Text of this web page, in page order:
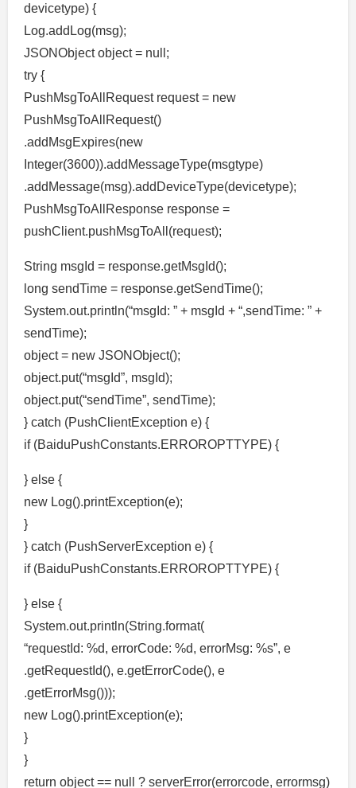
devicetype) {
Log.addLog(msg);
JSONObject object = null;
try {
PushMsgToAllRequest request = new
PushMsgToAllRequest()
.addMsgExpires(new
Integer(3600)).addMessageType(msgtype)
.addMessage(msg).addDeviceType(devicetype);
PushMsgToAllResponse response =
pushClient.pushMsgToAll(request);
String msgId = response.getMsgId();
long sendTime = response.getSendTime();
System.out.println(“msgId: ” + msgId + “,sendTime: ” +
sendTime);
object = new JSONObject();
object.put(“msgId”, msgId);
object.put(“sendTime”, sendTime);
} catch (PushClientException e) {
if (BaiduPushConstants.ERROROPTTYPE) {
} else {
new Log().printException(e);
}
} catch (PushServerException e) {
if (BaiduPushConstants.ERROROPTTYPE) {
} else {
System.out.println(String.format(
“requestId: %d, errorCode: %d, errorMsg: %s”, e
.getRequestId(), e.getErrorCode(), e
.getErrorMsg()));
new Log().printException(e);
}
}
return object == null ? serverError(errorcode, errormsg)